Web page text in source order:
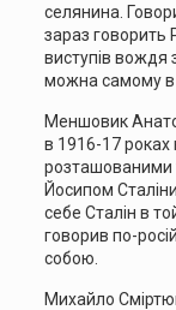
селянина.
зараз говорить
виступів вождя
можна самому в
Меншовик
в 1916-17 роках
розташованими
Йосипом
себе Сталін в
говорив по-
собою.
Михайло